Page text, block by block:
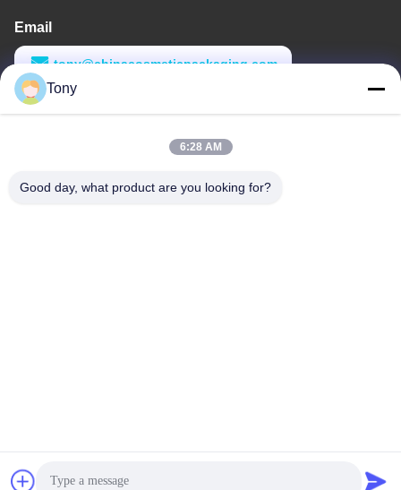
Email
tony@chinacosmeticpackaging.com
Thời gian làm việc
Chính sách bảo mật
Tony
6:28 AM
Good day, what product are you looking for?